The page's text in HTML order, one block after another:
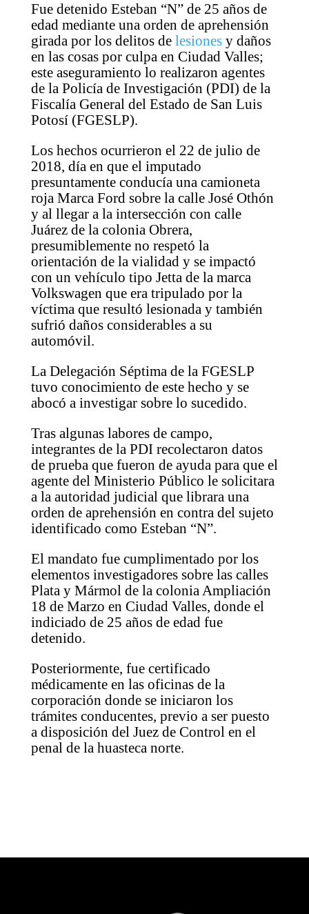
Fue detenido Esteban “N” de 25 años de
edad mediante una orden de aprehensión
girada por los delitos de lesionesy daños
en las cosas por culpa en Ciudad Valles;
este aseguramiento lo realizaron agentes
de la Policía de Investigación (PDI) de la
Fiscalía General del Estado de San Luis
Potosí (FGESLP).
Los hechos ocurrieron el 22 de julio de
2018, día en que el imputado
presuntamente conducía una camioneta
roja Marca Ford sobre la calle José Othón
y al llegar a la intersección con calle
Juárez de la colonia Obrera,
presumiblemente no respetó la
orientación de la vialidad y se impactó
con un vehículo tipo Jetta de la marca
Volkswagen que era tripulado por la
víctima que resultó lesionada y también
sufrió daños considerables a su
automóvil.
La Delegación Séptima de la FGESLP
tuvo conocimiento de este hecho y se
abocó a investigar sobre lo sucedido.
Tras algunas labores de campo,
integrantes de la PDI recolectaron datos
de prueba que fueron de ayuda para que el
agente del Ministerio Público le solicitara
a la autoridad judicial que librara una
orden de aprehensión en contra del sujeto
identificado como Esteban “N”.
El mandato fue cumplimentado por los
elementos investigadores sobre las calles
Plata y Mármol de la colonia Ampliación
18 de Marzo en Ciudad Valles, donde el
indiciado de 25 años de edad fue
detenido.
Posteriormente, fue certificado
médicamente en las oficinas de la
corporación donde se iniciaron los
trámites conducentes, previo a ser puesto
a disposición del Juez de Control en el
penal de la huasteca norte.